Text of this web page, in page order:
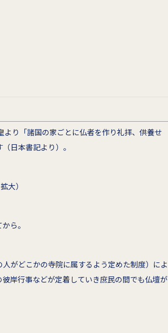
り「諸国の家ごとに仏者を作り礼拝、供養せ
日本書記より）。
大）
ら。
がどこかの寺院に属するよう定めた制度）によ
岸行事などが定着していき庶民の間でも仏壇が